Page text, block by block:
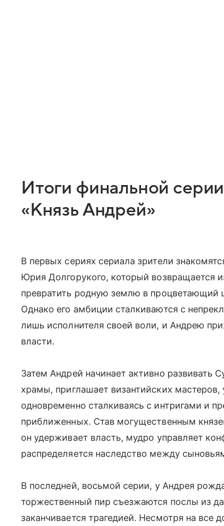
Итоги финальной
«Князь Андрей»
В первых сериях сериала зрители
Юрия Долгорукого, который возвращается
превратить родную землю в процветающий
Однако его амбиции сталкиваются с
лишь исполнителя своей воли, и Андрею
власти.
Затем Андрей начинает активно развивать
храмы, приглашает византийских
одновременно сталкиваясь с интригами и
приближенных. Став могущественным
он удерживает власть, мудро управляет
распределяется наследство между
В последней, восьмой серии, у Андрея
торжественный пир съезжаются послы из
заканчивается трагедией. Несмотря на все